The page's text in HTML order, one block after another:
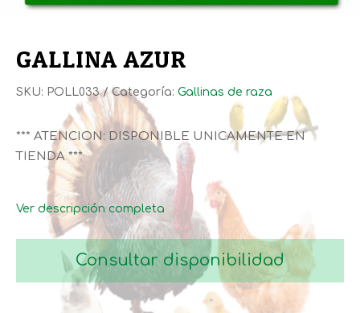
GALLINA AZUR
SKU: POLL033 Categoría: Gallinas de raza
*** ATENCION: DISPONIBLE UNICAMENTE EN
TIENDA ***
Ver descripción completa
Consultar disponibilidad